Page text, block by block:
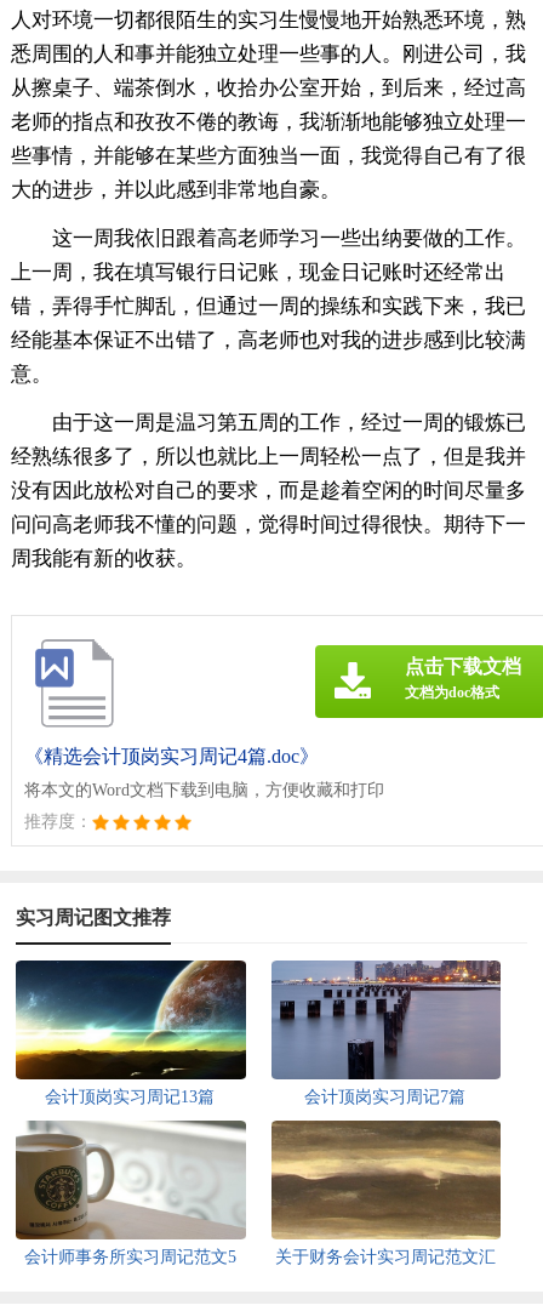
人对环境一切都很陌生的实习生慢慢地开始熟悉环境，熟
悉周围的人和事并能独立处理一些事的人。刚进公司，我
从擦桌子、端茶倒水，收拾办公室开始，到后来，经过高
老师的指点和孜孜不倦的教诲，我渐渐地能够独立处理一
些事情，并能够在某些方面独当一面，我觉得自己有了很
大的进步，并以此感到非常地自豪。
这一周我依旧跟着高老师学习一些出纳要做的工作。
上一周，我在填写银行日记账，现金日记账时还经常出
错，弄得手忙脚乱，但通过一周的操练和实践下来，我已
经能基本保证不出错了，高老师也对我的进步感到比较满
意。
由于这一周是温习第五周的工作，经过一周的锻炼已
经熟练很多了，所以也就比上一周轻松一点了，但是我并
没有因此放松对自己的要求，而是趁着空闲的时间尽量多
问问高老师我不懂的问题，觉得时间过得很快。期待下一
周我能有新的收获。
《精选会计顶岗实习周记4篇.doc》
将本文的Word文档下载到电脑，方便收藏和打印
推荐度：
点击下载文档
文档为doc格式
实习周记图文推荐
会计顶岗实习周记13篇 会计顶岗实习周记7篇
会计师事务所实习周记范文5
关于财务会计实习周记范文汇